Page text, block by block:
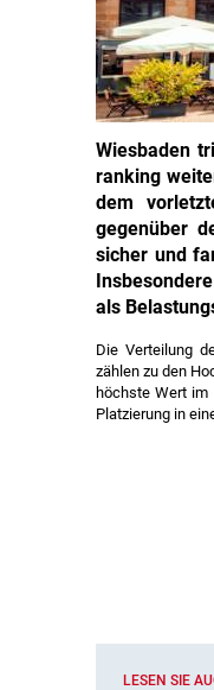
Wiesbaden
ranking
dem
gegenüber
sicher und
als
Die Verteilung
zählen zu den
höchste Wert
Platzierung in
LESEN SIE